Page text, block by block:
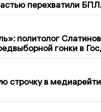
перехватили
политолог
гонки в
строчку в